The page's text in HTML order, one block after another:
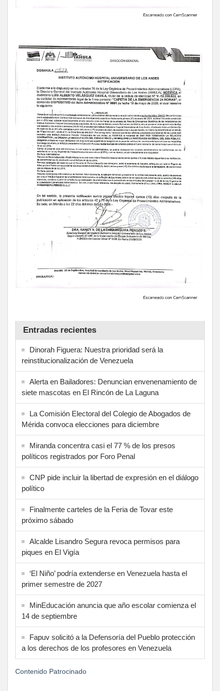
Entradas recientes
Dinorah Figuera: Nuestra prioridad será la
reinstitucionalización de Venezuela
Alerta en Bailadores: Denuncian envenenamiento de
siete mascotas en El Rincón de La Laguna
La Comisión Electoral del Colegio de Abogados de
Mérida convoca elecciones para diciembre
Miranda concentra casi el 77 % de los presos
políticos registrados por Foro Penal
CNP pide incluir la libertad de expresión en el diálogo
político
Finalmente carteles de la Feria de Tovar este
próximo sábado
Alcalde Lisandro Segura revoca permisos para
piques en El Vigía
‘El Niño’ podría extenderse en Venezuela hasta el
primer semestre de 2027
MinEducación anuncia que año escolar comienza el
14 de septiembre
Fapuv solicitó a la Defensoría del Pueblo protección
a los derechos de los profesores en Venezuela
Contenido Patrocinado